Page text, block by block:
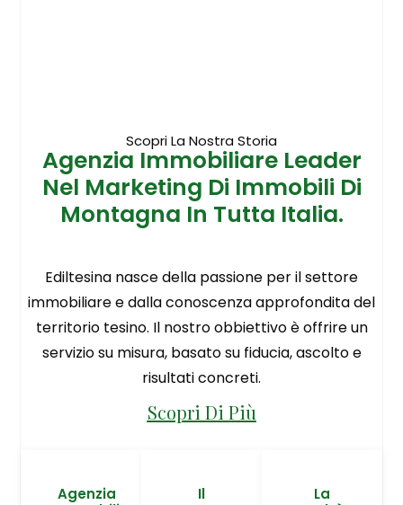
Scopri La Nostra Storia
Agenzia Immobiliare Leader
Nel Marketing Di Immobili Di
Montagna In Tutta Italia.
Ediltesina nasce della passione per il settore
immobiliare e dalla conoscenza approfondita del
territorio tesino. Il nostro obbiettivo è offrire un
servizio su misura, basato su fiducia, ascolto e
risultati concreti.
Scopri Di Più
Agenzia
Il
La